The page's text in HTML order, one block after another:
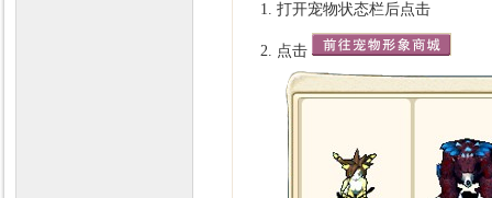
打开宠物状态栏后点击
点击